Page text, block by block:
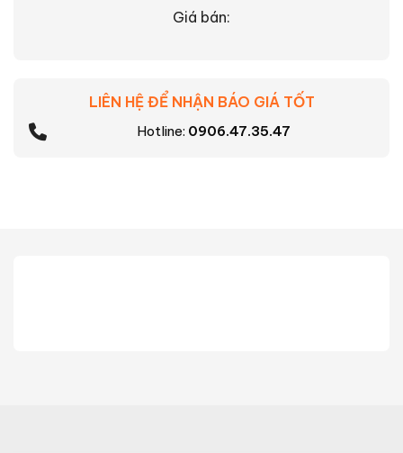
Giá bán:
LIÊN HỆ ĐỂ NHẬN BÁO GIÁ TỐT
Hotline: 0906.47.35.47